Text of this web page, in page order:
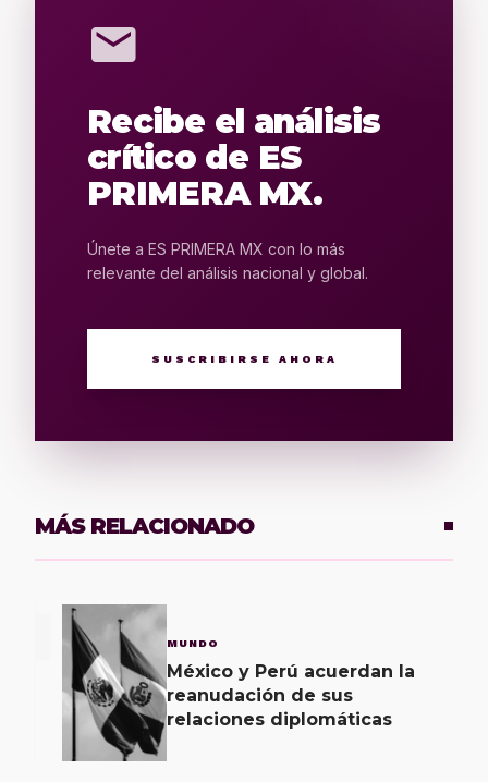
mail
Recibe el análisis
crítico de ES
PRIMERA MX.
Únete a ES PRIMERA MX con lo más
relevante del análisis nacional y global.
SUSCRIBIRSE AHORA
MÁS RELACIONADO
MUNDO
México y Perú acuerdan la
reanudación de sus
relaciones diplomáticas